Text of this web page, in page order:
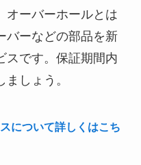
オーバーホールとは
バーなどの部品を新
スです。保証期間内
しょう。
について詳しくはこち